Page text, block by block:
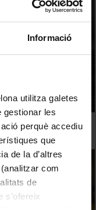
Informació
utilitza galetes
gestionar les
perquè accediu
que
de la d’altres
com
de
s’ofereix
sota les bombes»